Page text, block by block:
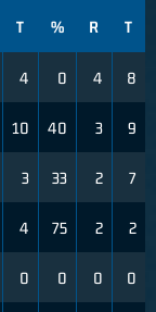
T % R T
4 0 4 8
10 40 3 9
3 33 2 7
4 75 2 2
0 0 0 0